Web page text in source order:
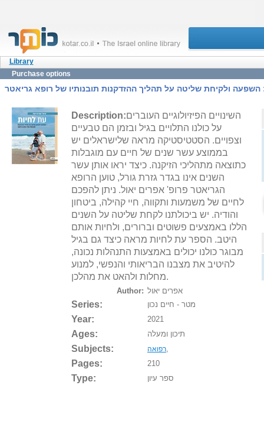
Library
Purchase options
השפעה ולקיחת שליטה על תהליך ההזדקנות תובנותיו של רופא גריאטר
Description:השינויים הפיזיולוגיים העוברים
על כולנו התלויים בגיל ובזמן הם טבעיים
וצפויים. הסטטיסטיקה מראה שלישראלים יש
בממוצע עשר שנים של חיים עם מוגבלות
כתוצאה מתהליכי הזיקנה. כיצד יראו אותן עשר
השנים אינו בגדר גזרת גורל, טוען הרופא
הגריאטר פרופ' אפרים יאול. ניתן להפכם
לחיים של משמעות ותקווה, חיי קהילה, ביטחון
והודיה. יש ביכולתנו לקחת שליטה על השנים
הללו באמצעים פשוטים וברורים, ולחיות אותם
היטב. הספר עת לחיות מראה כיצד גם בגיל
מבוגר כולנו יכולים באמצעות התנהלות נכונה,
להיטיב את מצבנו הבריאותי והנפשי, למנוע
מחלות ולהאט את מהלכן.
Author: אפרים יאול
Series: מטר - חיים נכון
Year: 2021
Ages: תיכון ומעלה
Subjects: רפואה,
Pages: 210
Type: ספר עיון